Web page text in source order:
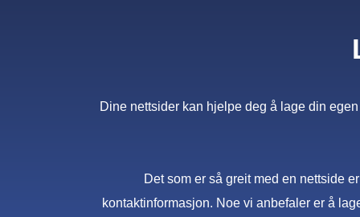
Dine nettsider kan hjelpe deg å lage din
Det som er så greit med en nettside
kontaktinformasjon. Noe vi anbefaler er å